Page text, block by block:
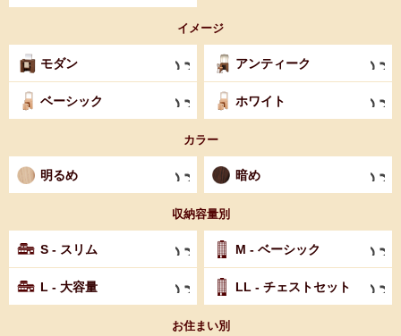
イメージ
モダン アンティーク
ベーシック ホワイト
カラー
明るめ 暗め
収納容量別
S - スリム M - ベーシック
L - 大容量 LL - チェストセット
お住まい別